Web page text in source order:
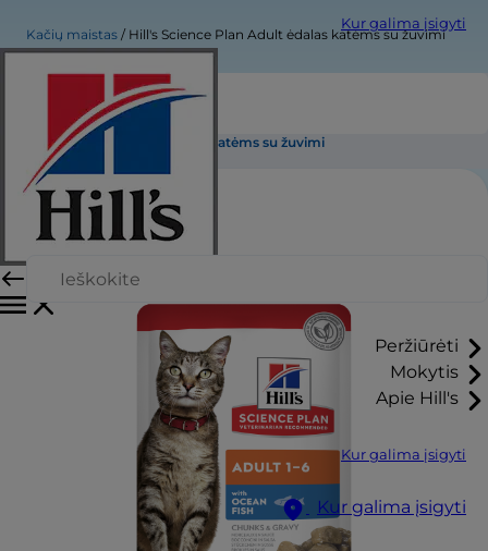
Kur galima įsigyti
Peržiūrėti
Mokytis
Apie Hill's
Kur galima įsigyti
Kur galima įsigyti
Kačių maistas Hill's Science Plan Adult ėdalas katėms su žuvimi
Hill's Science Plan Adult ėdalas katėms su žuvimi